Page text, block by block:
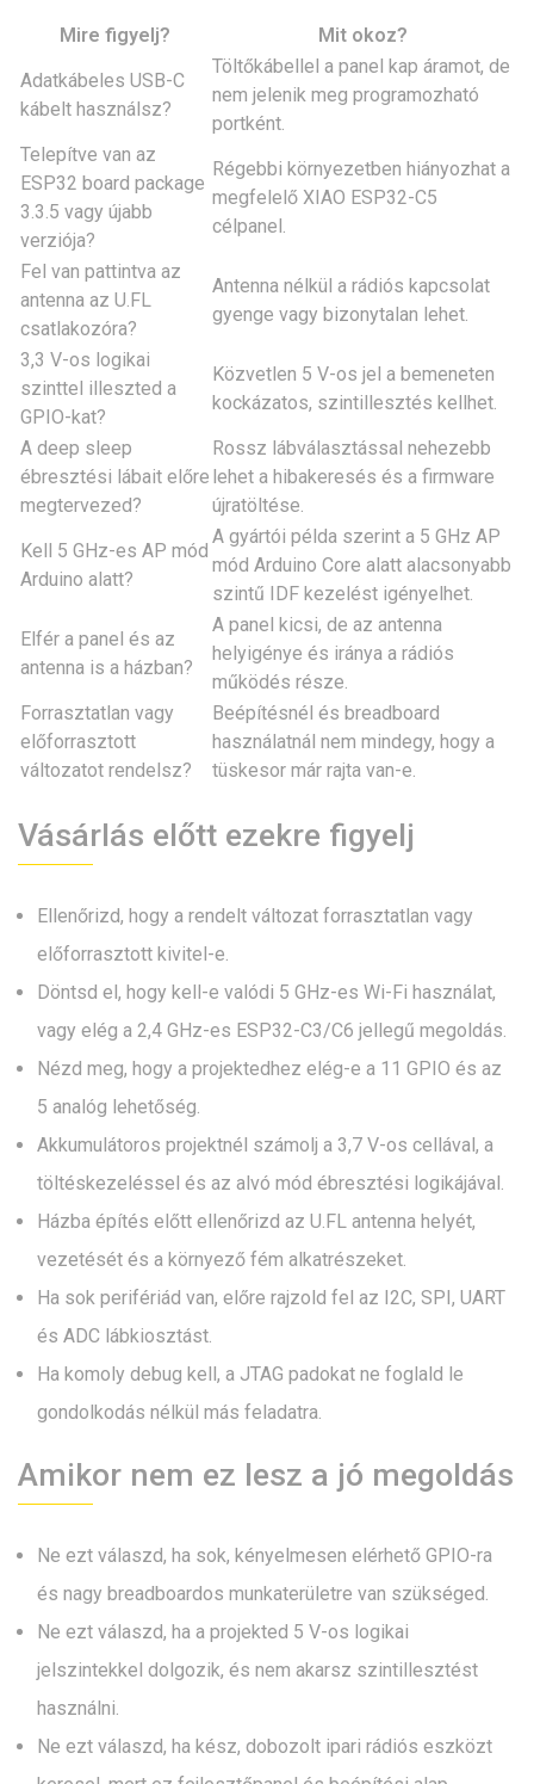
Mire figyelj?
Mit okoz?
Adatkábeles USB-C
kábelt használsz?
Töltőkábellel a panel kap áramot, de
nem jelenik meg programozható
portként.
Telepítve van az
ESP32 board package
3.3.5 vagy újabb
verziója?
Régebbi környezetben hiányozhat a
megfelelő XIAO ESP32-C5
célpanel.
Fel van pattintva az
antenna az U.FL
csatlakozóra?
Antenna nélkül a rádiós kapcsolat
gyenge vagy bizonytalan lehet.
3,3 V-os logikai
szinttel illeszted a
GPIO-kat?
Közvetlen 5 V-os jel a bemeneten
kockázatos, szintillesztés kellhet.
A deep sleep
ébresztési lábait előre
megtervezed?
Rossz lábválasztással nehezebb
lehet a hibakeresés és a firmware
újratöltése.
Kell 5 GHz-es AP mód
Arduino alatt?
A gyártói példa szerint a 5 GHz AP
mód Arduino Core alatt alacsonyabb
szintű IDF kezelést igényelhet.
Elfér a panel és az
antenna is a házban?
A panel kicsi, de az antenna
helyigénye és iránya a rádiós
működés része.
Forrasztatlan vagy
előforrasztott
változatot rendelsz?
Beépítésnél és breadboard
használatnál nem mindegy, hogy a
tüskesor már rajta van-e.
Vásárlás előtt ezekre figyelj
Ellenőrizd, hogy a rendelt változat forrasztatlan vagy
előforrasztott kivitel-e.
Döntsd el, hogy kell-e valódi 5 GHz-es Wi-Fi használat,
vagy elég a 2,4 GHz-es ESP32-C3/C6 jellegű megoldás.
Nézd meg, hogy a projektedhez elég-e a 11 GPIO és az
5 analóg lehetőség.
Akkumulátoros projektnél számolj a 3,7 V-os cellával, a
töltéskezeléssel és az alvó mód ébresztési logikájával.
Házba építés előtt ellenőrizd az U.FL antenna helyét,
vezetését és a környező fém alkatrészeket.
Ha sok perifériád van, előre rajzold fel az I2C, SPI, UART
és ADC lábkiosztást.
Ha komoly debug kell, a JTAG padokat ne foglald le
gondolkodás nélkül más feladatra.
Amikor nem ez lesz a jó megoldás
Ne ezt válaszd, ha sok, kényelmesen elérhető GPIO-ra
és nagy breadboardos munkaterületre van szükséged.
Ne ezt válaszd, ha a projekted 5 V-os logikai
jelszintekkel dolgozik, és nem akarsz szintillesztést
használni.
Ne ezt válaszd, ha kész, dobozolt ipari rádiós eszközt